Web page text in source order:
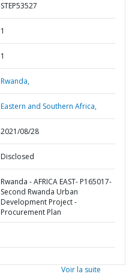
STEP53527
1
1
Rwanda,
Eastern and Southern Africa,
2021/08/28
Disclosed
Rwanda - AFRICA EAST- P165017-
Second Rwanda Urban
Development Project -
Procurement Plan
Voir la suite